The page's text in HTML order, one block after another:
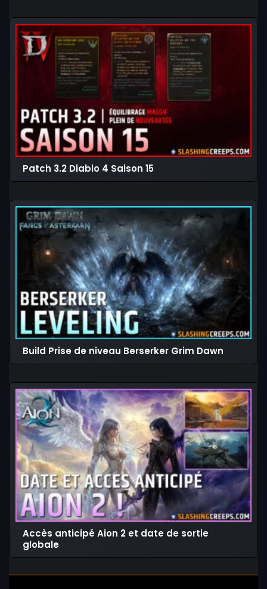
Patch 3.2 Diablo 4 Saison 15
Build Prise de niveau Berserker Grim Dawn
Accès anticipé Aion 2 et date de sortie
globale